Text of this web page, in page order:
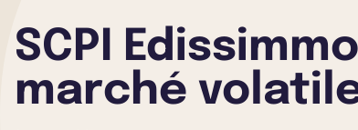
SCPI
marché